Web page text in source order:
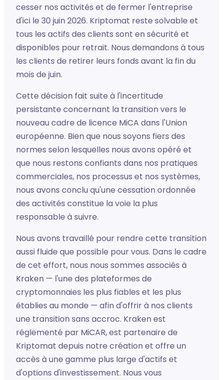
cesser nos activités et de fermer l'entreprise
d'ici le 30 juin 2026. Kriptomat reste solvable et
tous les actifs des clients sont en sécurité et
disponibles pour retrait. Nous demandons à tous
les clients de retirer leurs fonds avant la fin du
mois de juin.
Cette décision fait suite à l'incertitude
persistante concernant la transition vers le
nouveau cadre de licence MiCA dans l'Union
européenne. Bien que nous soyons fiers des
normes selon lesquelles nous avons opéré et
que nous restons confiants dans nos pratiques
commerciales, nos processus et nos systèmes,
nous avons conclu qu'une cessation ordonnée
des activités constitue la voie la plus
responsable à suivre.
Nous avons travaillé pour rendre cette transition
aussi fluide que possible pour vous. Dans le cadre
de cet effort, nous nous sommes associés à
Kraken — l'une des plateformes de
cryptomonnaies les plus fiables et les plus
établies au monde — afin d'offrir à nos clients
une transition sans accroc. Kraken est
réglementé par MiCAR, est partenaire de
Kriptomat depuis notre création et offre un
accès à une gamme plus large d'actifs et
d'options d'investissement. Nous vous